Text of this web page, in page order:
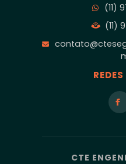
(11)
(11)
CTE